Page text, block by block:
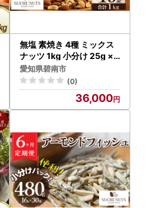
無塩 素焼き 4種 ミックス
ナッツ 1kg 小分け 25g ×
40袋 定期便 隔月 3回 焙煎
アーモンド カシュー くる
み マカダミア 甘さ 鉄 たん
ぱく質 ビタミンC おやつ
シュクレナッツ sucre nut
H059-157
愛知県碧南市
(0)
36,000